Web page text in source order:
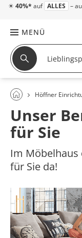
☀ 40%* auf ALLES –
MENÜ
Höffner
Unser
für Sie
Im
für Sie da!